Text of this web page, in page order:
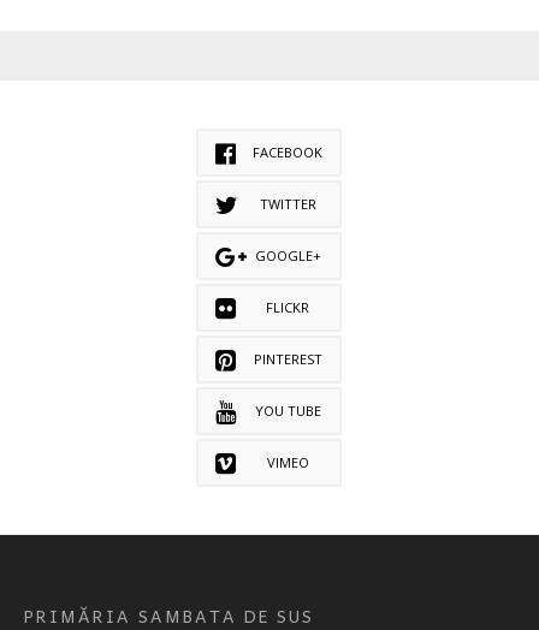
FACEBOOK
TWITTER
GOOGLE+
FLICKR
PINTEREST
YOU TUBE
VIMEO
PRIMĂRIA SAMBATA DE SUS